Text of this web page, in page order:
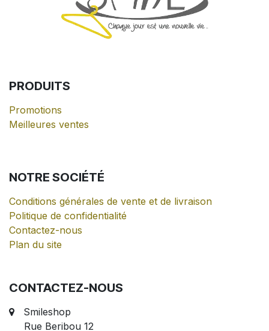
PRODUITS
Promotions
Meilleures ventes
NOTRE SOCIÉTÉ
Conditions générales de vente et de livraison
Politique de confidentialité
Contactez-nous
Plan du site
CONTACTEZ-NOUS
Smileshop
Rue Beribou 12